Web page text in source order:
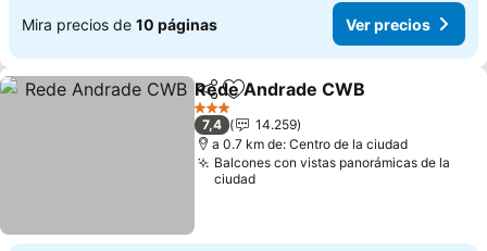
Mira precios de 10 páginas Ver precios
CompartirAgregar a favoritos
Rede Andrade CWB
3 Estrellas
7,4
14.259
a 0.7 km de: Centro de la ciudad
Balcones con vistas panorámicas de la
ciudad